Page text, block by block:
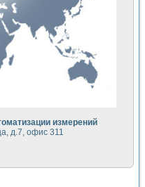
вольт-амперных характеристик
нано-, фемто-,
по измерению временных
комплекс на базе
и оптимизации тепловой
исследования функциональных
создания экономичного
движения макрочастиц в
свойств дисперсных продуктов
сверхпроводящим
NI в курсе экспериментальной
и выпадения осадка в
измерений
д.7, офис 311